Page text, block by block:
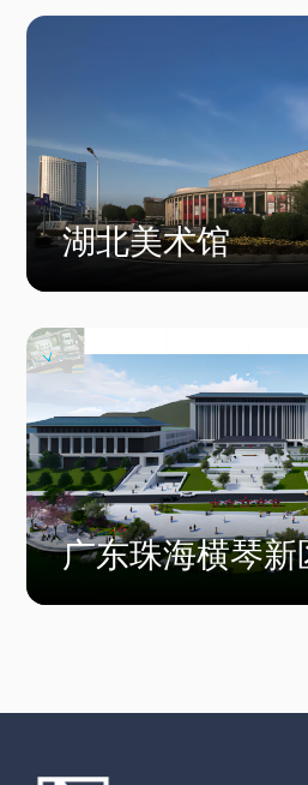
湖北美术馆
广东珠海横琴
中心项目工程